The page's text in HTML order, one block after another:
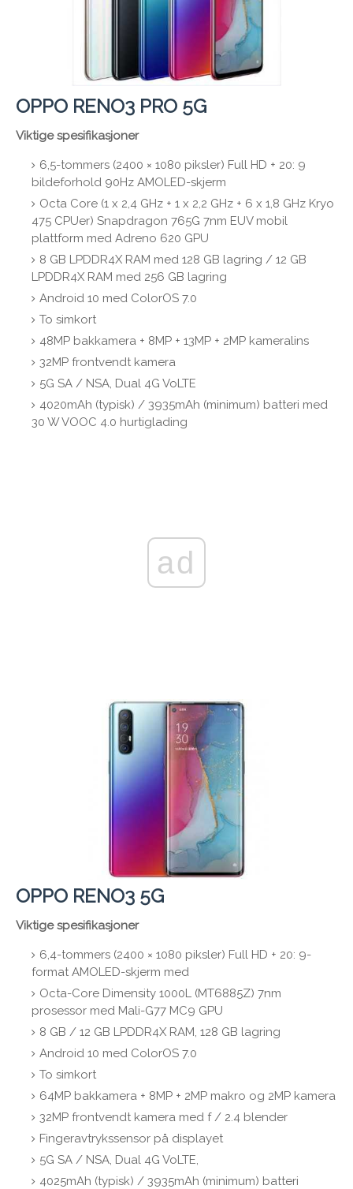
OPPO RENO3 PRO 5G
Viktige spesifikasjoner
6,5-tommers (2400 × 1080 piksler) Full HD + 20: 9
bildeforhold 90Hz AMOLED-skjerm
Octa Core (1 x 2,4 GHz + 1 x 2,2 GHz + 6 x 1,8 GHz Kryo
475 CPUer) Snapdragon 765G 7nm EUV mobil
plattform med Adreno 620 GPU
8 GB LPDDR4X RAM med 128 GB lagring / 12 GB
LPDDR4X RAM med 256 GB lagring
Android 10 med ColorOS 7.0
To simkort
48MP bakkamera + 8MP + 13MP + 2MP kameralins
32MP frontvendt kamera
5G SA / NSA, Dual 4G VoLTE
4020mAh (typisk) / 3935mAh (minimum) batteri med
30 W VOOC 4.0 hurtiglading
ad
OPPO RENO3 5G
Viktige spesifikasjoner
6,4-tommers (2400 × 1080 piksler) Full HD + 20: 9-
format AMOLED-skjerm med
Octa-Core Dimensity 1000L (MT6885Z) 7nm
prosessor med Mali-G77 MC9 GPU
8 GB / 12 GB LPDDR4X RAM, 128 GB lagring
Android 10 med ColorOS 7.0
To simkort
64MP bakkamera + 8MP + 2MP makro og 2MP kamera
32MP frontvendt kamera med f / 2.4 blender
Fingeravtrykssensor på displayet
5G SA / NSA, Dual 4G VoLTE,
4025mAh (typisk) / 3935mAh (minimum) batteri